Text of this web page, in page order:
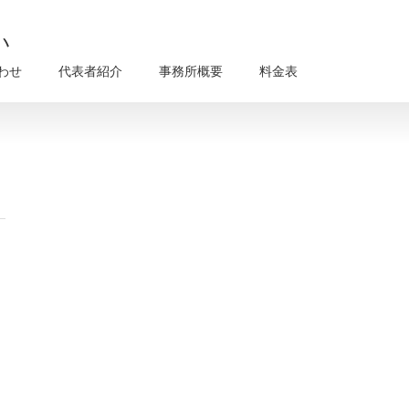
せ 代表者紹介 事務所概要 料金表